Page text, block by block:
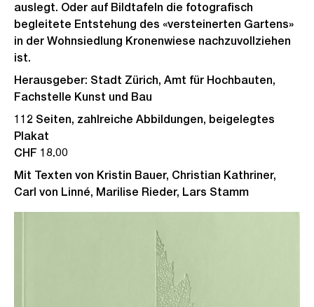
auslegt. Oder auf Bildtafeln die fotografisch
begleitete Entstehung des «versteinerten Gartens»
in der Wohnsiedlung Kronenwiese nachzuvollziehen
ist.
Herausgeber: Stadt Zürich, Amt für Hochbauten,
Fachstelle Kunst und Bau
112 Seiten, zahlreiche Abbildungen, beigelegtes
Plakat
CHF 18.00
Mit Texten von Kristin Bauer, Christian Kathriner,
Carl von Linné, Marilise Rieder, Lars Stamm